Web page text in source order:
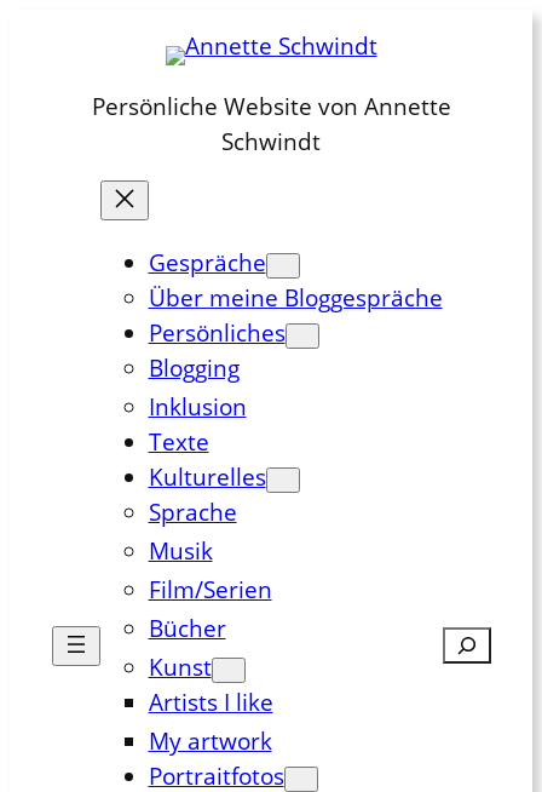
springenPersönliche Website von Annette
Schwindt
Gespräche
Über meine Bloggespräche
Persönliches
Blogging
Inklusion
Texte
Kulturelles
Sprache
Musik
Film/Serien
Bücher
Kunst
Artists I like
My artwork
Portraitfotos
Suchen